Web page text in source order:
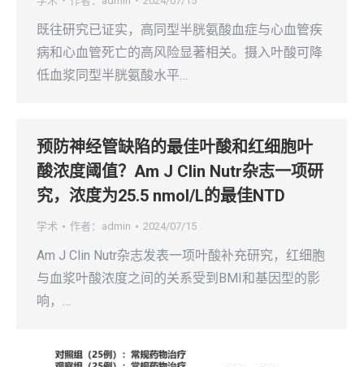
既往研究已证实，高同型半胱氨酸血症与心血管疾
病和心血管死亡的高风险显著相关。摄入叶酸可降
低血浆同型半胱氨酸水平…
预防神经管缺陷的最佳叶酸和红细胞叶
酸浓度阈值？Am J Clin Nutr杂志一项研
究，浓度为25.5 nmol/L的最佳NTD
学术 作者： admin 2024/07/15
Am J Clin Nutr杂志发表一项叶酸补充研究，红细胞
与血浆叶酸浓度之间的关系受到BMI和基因型的影
响，…